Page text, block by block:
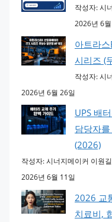
작성자: 시
2026년 6
아트라
시리즈 (
작성자: 시
2026년 6월 26일
UPS 배
담당자
(2026)
작성자: 시너지메이커 이원길
2026년 6월 11일
2026 교
치료비,